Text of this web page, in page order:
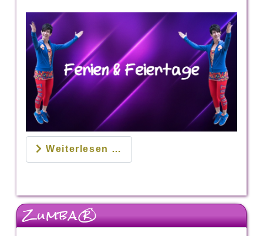
Weiterlesen …
Zumba®